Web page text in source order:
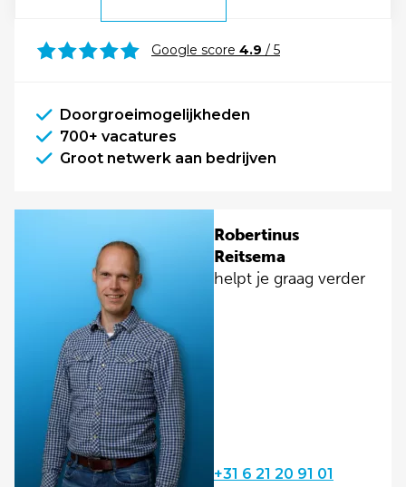
Google score 4.9 / 5
Doorgroeimogelijkheden
700+ vacatures
Groot netwerk aan bedrijven
Robertinus
Reitsema
helpt je graag verder
+31 6 21 20 91 01